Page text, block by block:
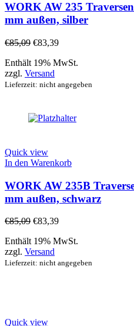
WORK AW 235
mm außen, silber
€85,09 €83,39
Enthält 19% MwSt.
zzgl. Versand
Lieferzeit: nicht angegeben
Quick view
In den Warenkorb
WORK AW 235B
mm außen, schwarz
€85,09 €83,39
Enthält 19% MwSt.
zzgl. Versand
Lieferzeit: nicht angegeben
Quick view